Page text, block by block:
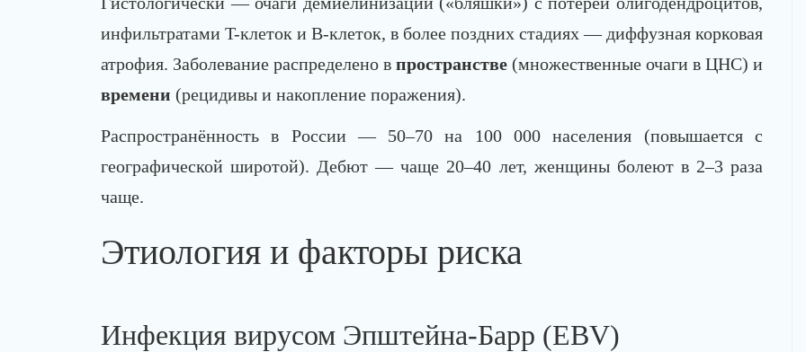
инфильтратами T-клеток и B-клеток, в более поздних стадиях — диффузная корковая
атрофия. Заболевание распределено в пространстве (множественные очаги в ЦНС) и
времени (рецидивы и накопление поражения).
Распространённость в России — 50–70 на 100 000 населения (повышается с
географической широтой). Дебют — чаще 20–40 лет, женщины болеют в 2–3 раза
чаще.
Этиология и факторы риска
Инфекция вирусом Эпштейна-Барр (EBV)